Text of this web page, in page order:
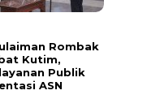
Rombak
Kutim,
Publik
ASN